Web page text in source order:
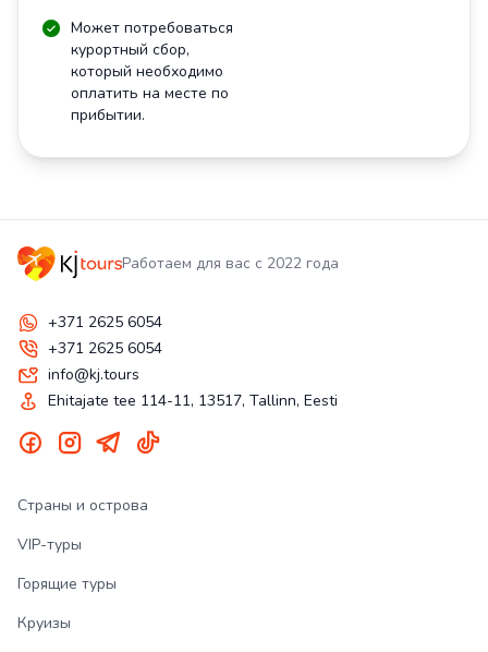
Может потребоваться
курортный сбор,
который необходимо
оплатить на месте по
прибытии.
Работаем для вас с 2022 года
+371 2625 6054
+371 2625 6054
info@kj.tours
Ehitajate tee 114-11, 13517, Tallinn, Eesti
Страны и острова
VIP-туры
Горящие туры
Круизы